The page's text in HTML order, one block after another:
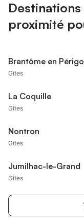
Destinations
proximité
Brantôme en
Gîtes
La Coquille
Gîtes
Nontron
Gîtes
Jumilhac-le-Grand
Gîtes